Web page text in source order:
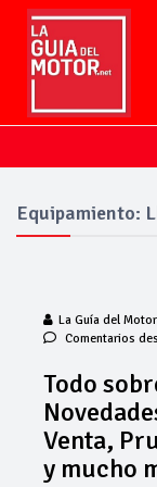
Equipamiento:
La Guía del Motor
Comentarios
Todo
Venta,
y mucho